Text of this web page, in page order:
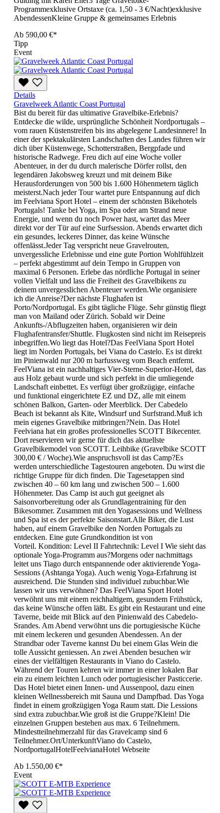
Programmexklusive Ortstaxe (ca. 1,50 - 3 €/Nacht)exklusive
AbendessenKleine Gruppe & gemeinsames Erlebnis
Ab 590,00 €*
Tipp
Event
Details
Gravelweek Atlantic Coast Portugal
Bist du bereit für das ultimative Gravelbike-Erlebnis?
Entdecke die wilde, ursprüngliche Schönheit Nordportugals –
vom rauen Küstenstreifen bis ins abgelegene Landesinnere! In
einer der spektakulärsten Landschaften des Landes führen wir
dich über Küstenwege, Schotterstraßen, Bergpfade und
historische Radwege. Freu dich auf eine Woche voller
Abenteuer, in der du durch malerische Dörfer rollst, den
legendären Jakobsweg kreuzt und mit deinem Bike
Herausforderungen von 500 bis 1.600 Höhenmetern täglich
meisterst.Nach jeder Tour wartet pure Entspannung auf dich
im Feelviana Sport Hotel – einem der schönsten Bikehotels
Portugals! Tanke bei Yoga, im Spa oder am Strand neue
Energie, und wenn du noch Power hast, wartet das Meer
direkt vor der Tür auf eine Surfsession. Abends erwartet dich
ein gesundes, leckeres Dinner, das keine Wünsche
offenlässt.Jeder Tag verspricht neue Gravelrouten,
unvergessliche Erlebnisse und eine gute Portion Wohlfühlzeit
– perfekt abgestimmt auf dein Tempo in Gruppen von
maximal 6 Personen. Erlebe das nördliche Portugal in seiner
vollen Vielfalt und lass die Freiheit des Gravelbikens zu
deinem unvergesslichen Abenteuer werden.Wie organisiere
ich die Anreise?Der nächste Flughafen ist
Porto/Nordportugal. Es gibt tägliche Flüge. Sehr günstig fliegt
man von Mailand oder Zürich. Sobald wir Deine
Ankunfts-/Abflugzeiten haben, organisieren wir dein
Flughafentransfer/Shuttle. Flugkosten sind nicht im Reisepreis
inbegriffen.Wo liegt das Hotel?Das FeelViana Sport Hotel
liegt im Norden Portugals, bei Viana do Castelo. Es ist direkt
im Pinienwald nur 200 m barfussweg vom Beach entfernt.
FeelViana ist ein nachhaltiges Vier-Sterne-Superior-Hotel, das
aus Holz gebaut wurde und sich perfekt in die umliegende
Landschaft einbettet. Es verfügt über großzügige, einfache
und funktional eingerichtete EZ und DZ, alle mit einem
schönen Balkon, Garten- oder Meerblick. Der Cabedelo
Beach ist bekannt als Kite, Windsurf und Surfstrand.Muß ich
mein eigenes Gravelbike mitbringen?Nein. Das Hotel
Feelviana hat ein großes professionelles SCOTT Bikecenter.
Dort reservieren wir gerne für dich das aktuellste
Gravelbikemodel von SCOTT. Leihbike (Gravelbike SCOTT
300,00 € / Woche).Wie anspruchsvoll ist das Camp?Es
werden unterschiedliche Tagestouren angeboten. Du wirst die
richtige Gruppe für dich finden. Die Tagesetappen sind
zwischen 40 – 60 km lang und zwischen 500 – 1.600
Höhenmeter. Das Camp ist auch gut geeignet als
Saisonvorbereitung oder als Grundlagentraining für den
Bikesommer. Zusammen mit den Yogasessions und Wellness
und Spa ist es der perfekte Saisonstart.Alle Biker, die Lust
haben, auf einem Gravelbike den Norden Portugals zu
entdecken. Eine gute Grundkondition ist von
Vorteil. Kondition: Level II Fahrtechnik: Level I Wie sieht das
optionale Yoga-Programm aus?Morgens oder nachmittags
leitet uns Tiago durch entspannende oder aktivierende Yoga-
Sessions (Ashtanga Yoga). Auch wenig Yoga-Erfahrung ist
ausreichend. Die Stunden sind individuel zubuchbar.Wie
lassen wir uns verwöhnen? Das FeelViana Sport Hotel
verwöhnt uns mit einem reichhaltigem, gesundem Frühstück,
das keine Wünsche offen läßt. Es gibt ein Restaurant und eine
Taverne, beide mit Blick auf den Pinienwald des Cabedelo-
Srandes. Am Abend verwöhnt uns die portugiesische Küche
mit einem leckeren und gesunden Abendessen. An der
Strandbar oder Taverne kannst Du bei einem Glas Wein die
tolle Aussicht geniessen. An zwei Abenden besuchen wir
eines der vielfältigen Restaurants in Viano do Castelo.
Während der Touren kehren wir immer in einer lokalen Bar
ein zu einem leichten Lunch oder portugiesischer Pasticcerie.
Das Hotel bietet einen Innen- und Aussenpool, dazu einen
kleinen Wellnessbereich mit Sauna und Dampfbad. Das Yoga
findet in einem großzügigen Yoga Raum statt. Die Lessions
sind extra zubuchbar.Wie groß ist die Gruppe?Klein! Die
einzelnen Gruppen bestehen aus max. 6 Teilnehmern.
Mindestteilnehmerzahl für das Gravelcamp sind 6
Teilnehmer.Ort/UnterkunftViano do Castelo,
NordportugalHotelFeelvianaHotel Webseite
Ab 1.550,00 €*
Event